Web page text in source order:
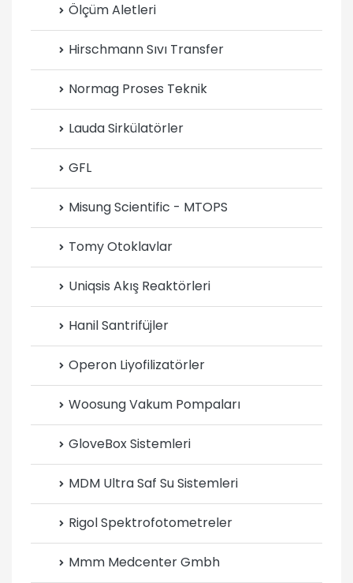
Ölçüm Aletleri
Hirschmann Sıvı Transfer
Normag Proses Teknik
Lauda Sirkülatörler
GFL
Misung Scientific - MTOPS
Tomy Otoklavlar
Uniqsis Akış Reaktörleri
Hanil Santrifüjler
Operon Liyofilizatörler
Woosung Vakum Pompaları
GloveBox Sistemleri
MDM Ultra Saf Su Sistemleri
Rigol Spektrofotometreler
Mmm Medcenter Gmbh